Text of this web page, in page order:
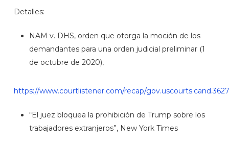
Detalles:
NAM v. DHS, orden que otorga la moción de los
demandantes para una orden judicial preliminar (1
de octubre de 2020),
https://www.courtlistener.com/recap/
“El juez bloquea la prohibición de Trump sobre los
trabajadores extranjeros”, New York Times